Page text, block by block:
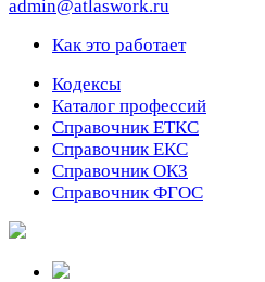
admin@atlaswork.ru
Как это работает
Кодексы
Каталог профессий
Справочник ЕТКС
Справочник ЕКС
Справочник ОКЗ
Справочник ФГОС